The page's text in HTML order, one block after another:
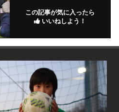
この記事が気に入ったら
いいねしよう！